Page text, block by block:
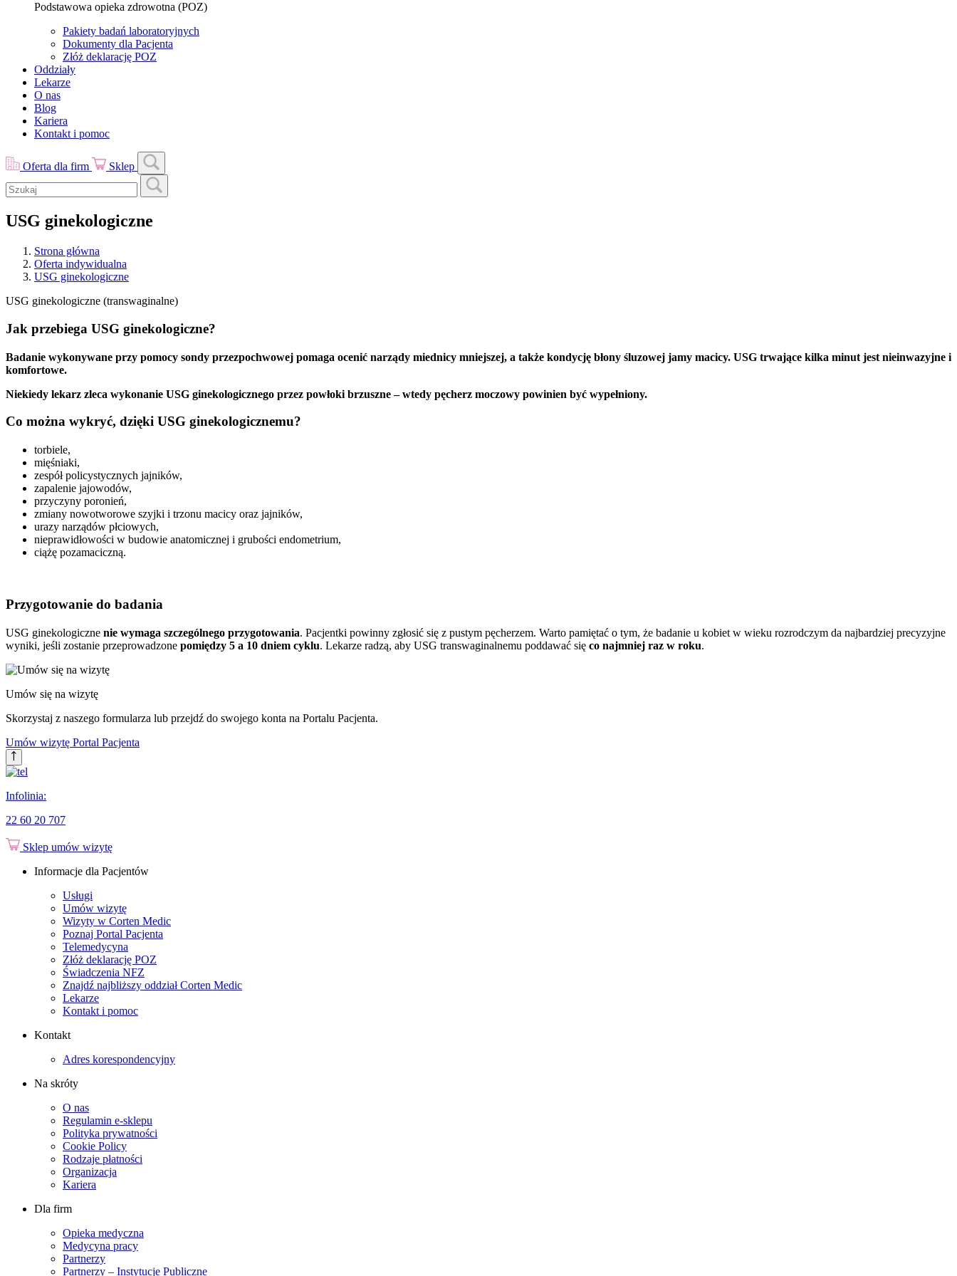
Podstawowa opieka zdrowotna (POZ)
Pakiety badań laboratoryjnych
Dokumenty dla Pacjenta
Złóż deklarację POZ
Oddziały
Lekarze
O nas
Blog
Kariera
Kontakt i pomoc
Oferta dla firm Sklep
USG ginekologiczne
Strona główna
Oferta indywidualna
USG ginekologiczne
USG ginekologiczne (transwaginalne)
Jak przebiega USG ginekologiczne?
Badanie wykonywane przy pomocy sondy przezpochwowej pomaga ocenić narządy miednicy mniejszej, a także kondycję błony śluzowej jamy macicy. USG trwające kilka minut jest nieinwazyjne i
komfortowe.
Niekiedy lekarz zleca wykonanie USG ginekologicznego przez powłoki brzuszne – wtedy pęcherz moczowy powinien być wypełniony.
Co można wykryć, dzięki USG ginekologicznemu?
torbiele,
mięśniaki,
zespół policystycznych jajników,
zapalenie jajowodów,
przyczyny poronień,
zmiany nowotworowe szyjki i trzonu macicy oraz jajników,
urazy narządów płciowych,
nieprawidłowości w budowie anatomicznej i grubości endometrium,
ciążę pozamaciczną.
Przygotowanie do badania
USG ginekologiczne nie wymaga szczególnego przygotowania. Pacjentki powinny zgłosić się z pustym pęcherzem. Warto pamiętać o tym, że badanie u kobiet w wieku rozrodczym da najbardziej precyzyjne
wyniki, jeśli zostanie przeprowadzone pomiędzy 5 a 10 dniem cyklu. Lekarze radzą, aby USG transwaginalnemu poddawać się co najmniej raz w roku.
Umów się na wizytę
Skorzystaj z naszego formularza lub przejdź do swojego konta na Portalu Pacjenta.
Umów wizytę Portal Pacjenta
Infolinia:
22 60 20 707
Sklep umów wizytę
Informacje dla Pacjentów
Usługi
Umów wizytę
Wizyty w Corten Medic
Poznaj Portal Pacjenta
Telemedycyna
Złóż deklarację POZ
Świadczenia NFZ
Znajdź najbliższy oddział Corten Medic
Lekarze
Kontakt i pomoc
Kontakt
Adres korespondencyjny
Na skróty
O nas
Regulamin e-sklepu
Polityka prywatności
Cookie Policy
Rodzaje płatności
Organizacja
Kariera
Dla firm
Opieka medyczna
Medycyna pracy
Partnerzy
Partnerzy – Instytucje Publiczne